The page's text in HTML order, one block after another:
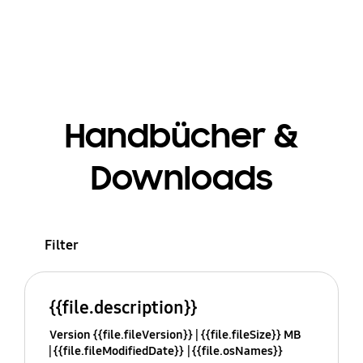
Handbücher &
Downloads
Filter
{{file.description}}
Version {{file.fileVersion}} {{file.fileSize}} MB
{{file.fileModifiedDate}} {{file.osNames}}